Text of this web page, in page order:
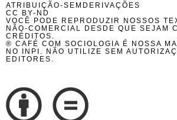
ATRIBUIÇÃO-SEMDERIVAÇÕES
CC BY-ND
VOCÊ PODE REPRODUZIR NOSSOS
NÃO-COMERCIAL DESDE QUE SEJAM
CRÉDITOS.
® CAFÉ COM SOCIOLOGIA É NOSSA
NO INPI. NÃO UTILIZE SEM
EDITORES.